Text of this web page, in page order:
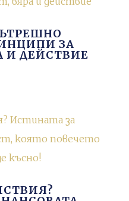
ЗА
И ДЕЙСТВИЕ